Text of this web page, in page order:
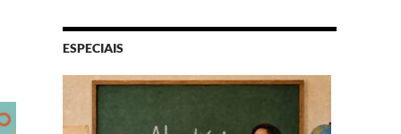
ESPECIAIS